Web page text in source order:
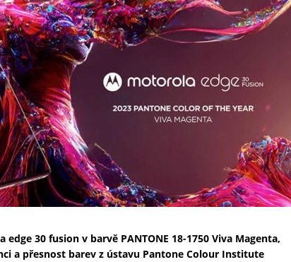
30 fusion v barvě PANTONE 18-1750 Viva Magenta,
a přesnost barev z ústavu Pantone Colour Institute